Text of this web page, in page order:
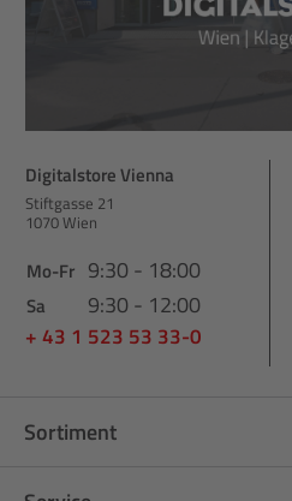
Digitalstore Vienna
Stiftgasse 21
1070 Wien
Mo-Fr 9:30 - 18:00
Sa 9:30 - 12:00
+ 43 1 523 53 33-0
Sortiment